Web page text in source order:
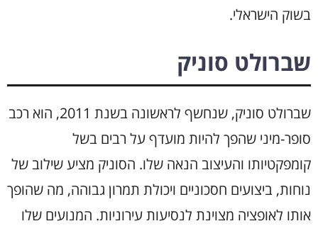
בשוק הישראלי.
שברולט סוניק
שברולט סוניק, שנחשף לראשונה בשנת 2011, הוא רכב
סופר-מיני שהפך להיות מועדף על רבים בשל
קומפקטיותו והעיצוב הנאה שלו. הסוניק מציע שילוב של
נוחות, ביצועים חסכוניים ויכולת תמרון גבוהה, מה שהופך
אותו לאופציה מצוינת לנסיעות עירוניות. המנועים שלו